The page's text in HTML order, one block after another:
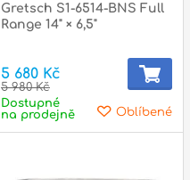
Gretsch S1-6514-BNS Full
Range 14" × 6,5"
5 680 Kč
5 980 Kč
Oblíbené
Dostupné
na prodejně